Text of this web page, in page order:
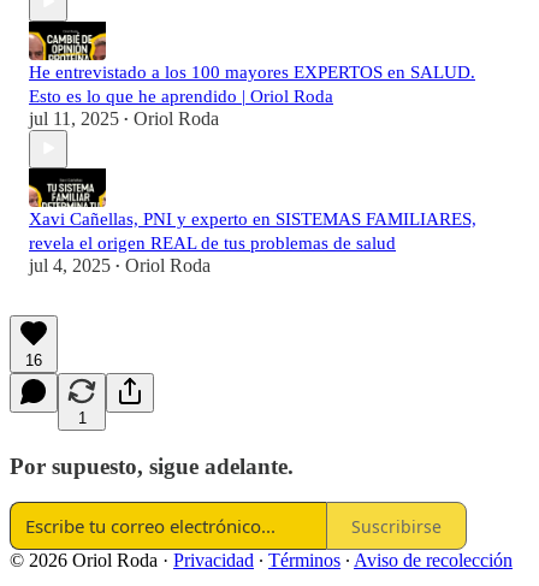
He entrevistado a los 100 mayores EXPERTOS en SALUD.
Esto es lo que he aprendido | Oriol Roda
jul 11, 2025 • Oriol Roda
Xavi Cañellas, PNI y experto en SISTEMAS FAMILIARES,
revela el origen REAL de tus problemas de salud
jul 4, 2025 • Oriol Roda
16
1
Por supuesto, sigue adelante.
Suscribirse
© 2026 Oriol Roda · Privacidad ∙ Términos ∙ Aviso de recolección